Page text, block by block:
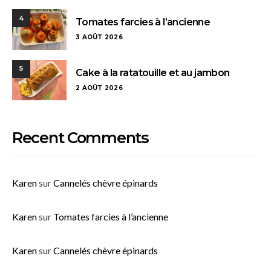
4 Tomates farcies à l’ancienne
3 AOÛT 2026
5 Cake à la ratatouille et au jambon
2 AOÛT 2026
Recent Comments
KarensurCannelés chèvre épinards
Karensur Tomates farcies à l’ancienne
KarensurCannelés chèvre épinards